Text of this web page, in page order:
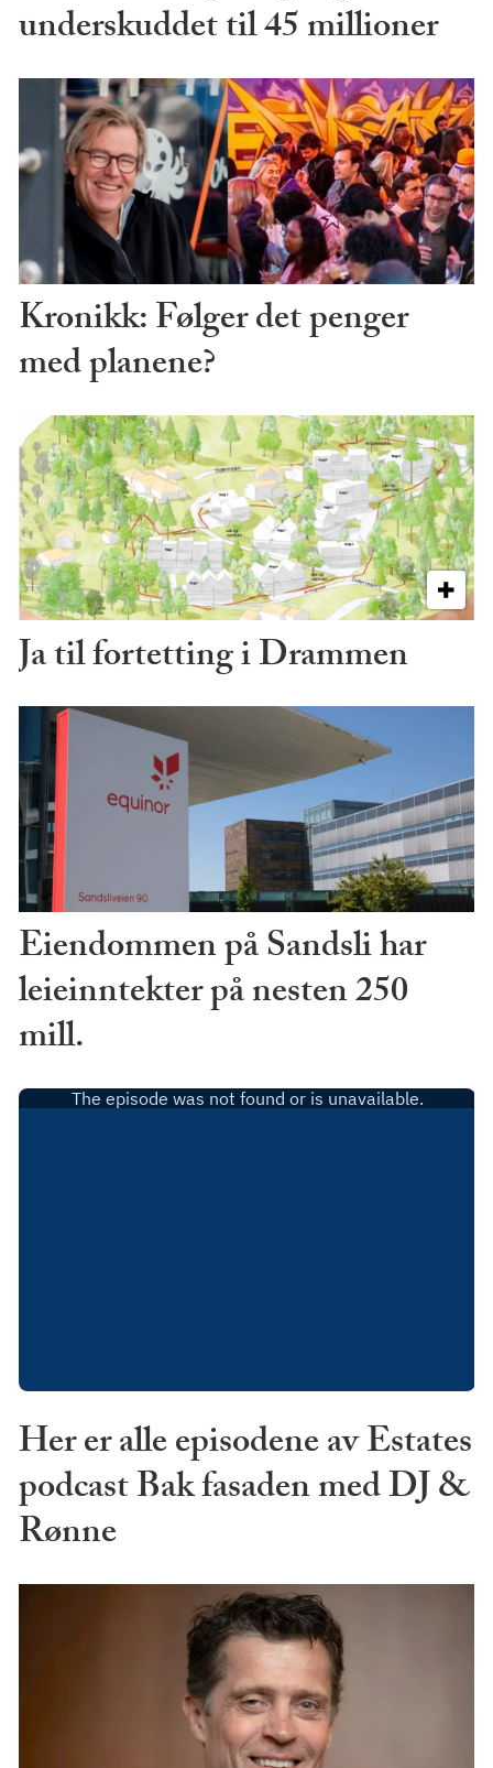
underskuddet til 45 millioner
Kronikk: Følger det penger
med planene?
Ja til fortetting i Drammen
Eiendommen på Sandsli har
leieinntekter på nesten 250
mill.
Her er alle episodene av Estates
podcast Bak fasaden med DJ &
Rønne